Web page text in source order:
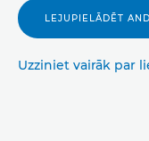
LEJUPIELĀDĒT
Uzziniet vairāk par